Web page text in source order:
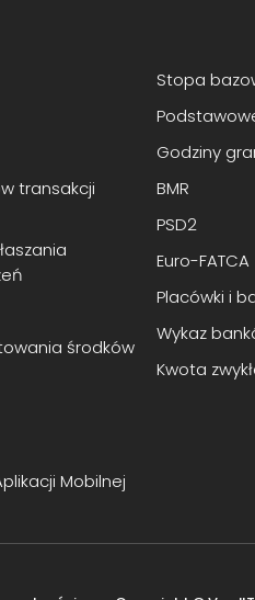
transakcji
środków
Mobilnej
Stopa
Godziny
BMR
PSD2
Euro-FATCA
Placówki i
Wykaz
Kwota